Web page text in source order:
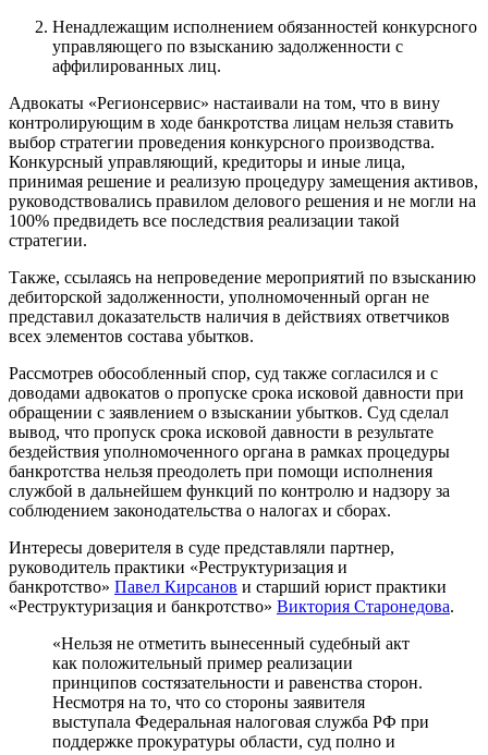
Ненадлежащим исполнением обязанностей конкурсного
управляющего по взысканию задолженности с
аффилированных лиц.
Адвокаты «Регионсервис» настаивали на том, что в вину
контролирующим в ходе банкротства лицам нельзя ставить
выбор стратегии проведения конкурсного производства.
Конкурсный управляющий, кредиторы и иные лица,
принимая решение и реализую процедуру замещения активов,
руководствовались правилом делового решения и не могли на
100% предвидеть все последствия реализации такой
стратегии.
Также, ссылаясь на непроведение мероприятий по взысканию
дебиторской задолженности, уполномоченный орган не
представил доказательств наличия в действиях ответчиков
всех элементов состава убытков.
Рассмотрев обособленный спор, суд также согласился и с
доводами адвокатов о пропуске срока исковой давности при
обращении с заявлением о взыскании убытков. Суд сделал
вывод, что пропуск срока исковой давности в результате
бездействия уполномоченного органа в рамках процедуры
банкротства нельзя преодолеть при помощи исполнения
службой в дальнейшем функций по контролю и надзору за
соблюдением законодательства о налогах и сборах.
Интересы доверителя в суде представляли партнер,
руководитель практики «Реструктуризация и
банкротство» Павел Кирсанов и старший юрист практики
«Реструктуризация и банкротство» Виктория Старонедова.
«Нельзя не отметить вынесенный судебный акт
как положительный пример реализации
принципов состязательности и равенства сторон.
Несмотря на то, что со стороны заявителя
выступала Федеральная налоговая служба РФ при
поддержке прокуратуры области, суд полно и